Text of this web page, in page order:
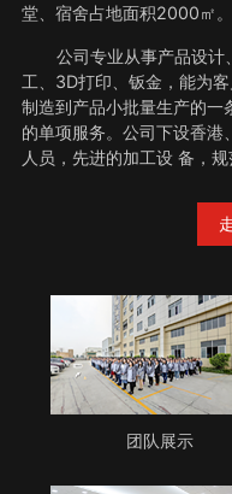
堂、宿舍占地面积2000㎡。
公司专业从事产品设计
工、3D打印、钣金，能为
制造到产品小批量生产的一
的单项服务。公司下设香
人员，先进的加工设 备，规
团队展示